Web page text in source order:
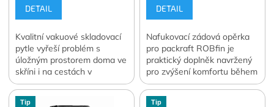
DETAIL
Kvalitní vakuové skladovací
pytle vyřeší problém s
úložným prostorem doma ve
skříni i na cestách v
zavazadle. Vakuování
dokáže zmenšit objem
DETAIL
Nafukovací zádová opěrka
pro packraft ROBfin je
praktický doplněk navržený
pro zvýšení komfortu během
pádlování.
Tip Tip